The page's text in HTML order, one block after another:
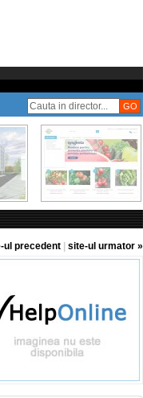
ul precedent site-ul urmator »